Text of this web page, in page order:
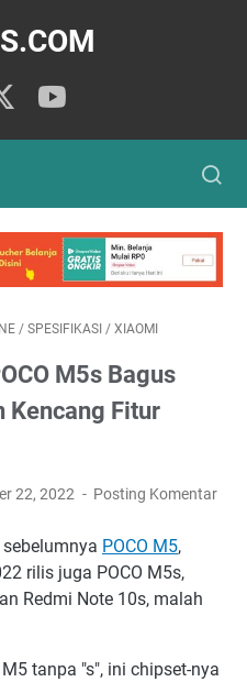
/ SPESIFIKASI / XIAOMI
M5s Bagus
Kencang Fitur
22, 2022 Posting Komentar
POCO M5,
rilis juga POCO M5s,
Redmi Note 10s, malah
tanpa "s", ini chipset-nya